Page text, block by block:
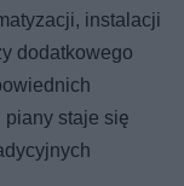
instalacji
dodatkowego
staje się